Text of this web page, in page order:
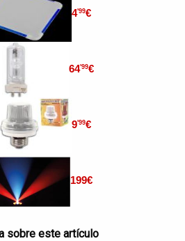
4'99€
64'99€
9'99€
199€
sobre este artículo